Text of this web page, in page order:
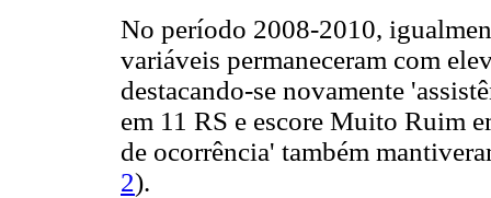
No período 2008-2010,
variáveis permaneceram com
destacando-se novamente
em 11 RS e escore Muito Ruim
de ocorrência' também
2).